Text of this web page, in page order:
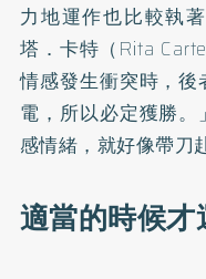
力地運作也比較執
塔．卡特（Rita
情感發生衝突時，
電，所以必定獲勝
感情緒，就好像帶刀
適當的時候